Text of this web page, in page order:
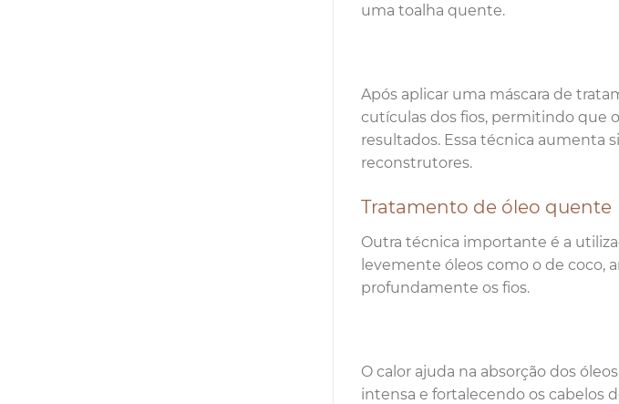
uma toalha quente.
Após aplicar uma máscara de
cutículas dos fios, permitindo que
resultados. Essa técnica aumenta
reconstrutores.
Tratamento de óleo quente
Outra técnica importante é a
levemente óleos como o de coco,
profundamente os fios.
O calor ajuda na absorção dos
intensa e fortalecendo os cabelos